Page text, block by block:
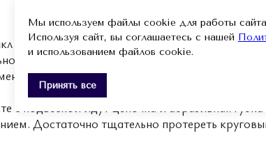
точилки, форма которой давно нам
лезвие, заменив корпус на металлический в
с подвеской идут цепочка и абразивная губка
Достаточно тщательно протереть
поверхность снова однородно матовой.
Мы используем файлы cookie для работы
Используя сайт, вы соглашаетесь с нашей
и использованием файлов cookie.
Принять все